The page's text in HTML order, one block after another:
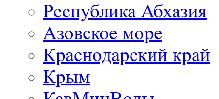
Республика Абхазия
Азовское море
Краснодарский край
Крым